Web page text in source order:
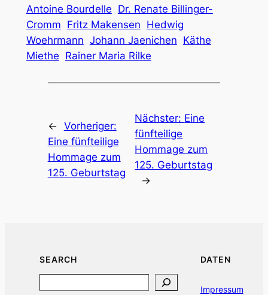
Antoine Bourdelle Dr. Renate Billinger-
Cromm Fritz Makensen Hedwig
Woehrmann Johann Jaenichen Käthe
Miethe Rainer Maria Rilke
← Vorheriger:
Eine fünfteilige
Hommage zum
125. Geburtstag
Nächster: Eine
fünfteilige
Hommage zum
125. Geburtstag
→
SEARCH DATEN
Impressum